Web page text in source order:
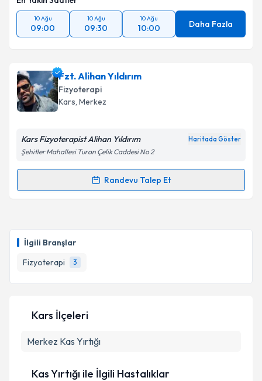
İlgili Branşlar
Fizyoterapi
3
10 Ağu
09:00
10 Ağu
09:30
10 Ağu
10:00 Daha Fazla
Fzt. Alihan Yıldırım
Fizyoterapi
Kars, Merkez
Kars Fizyoterapist Alihan Yıldırım Haritada Göster
Şehitler Mahallesi Turan Çelik Caddesi No 2
Randevu Talep Et
Randevu Takvimi Talebi
takvim hazırlandığında e-posta ile bilgilendireceğiz.
E-posta Adresiniz
Metni'ni okudum ve kişisel verilerimin belirtilen
Kars İlçeleri
Merkez Kas Yırtığı
Kas Yırtığı ile İlgili Hastalıklar